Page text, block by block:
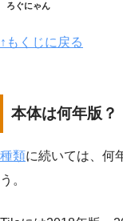
ろぐにゃん
↑もくじに戻る
本体は何年版？
種類に続いては、何
う。